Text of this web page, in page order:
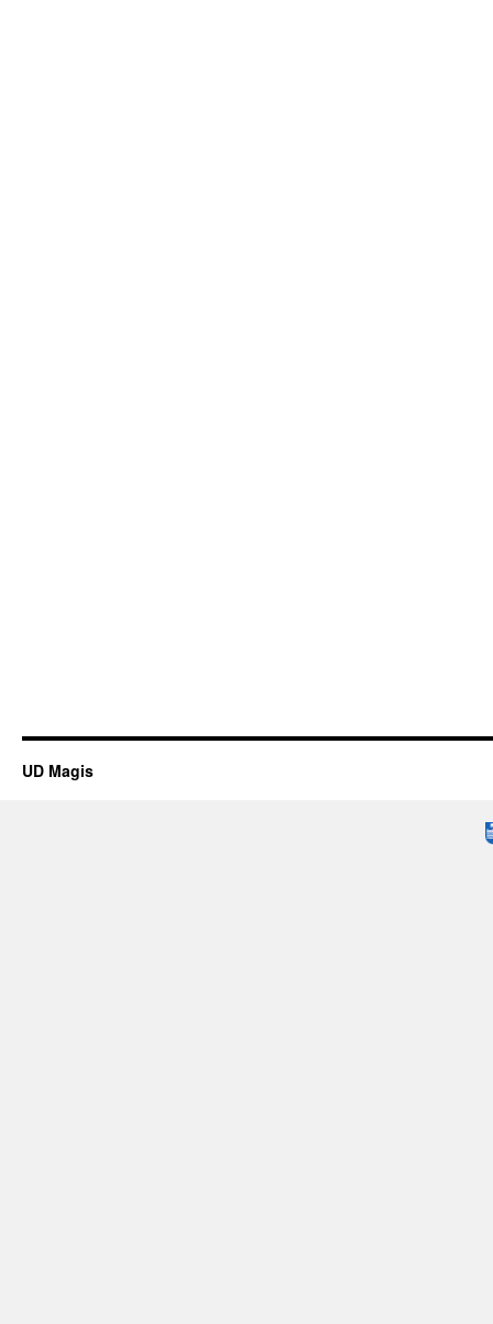
UD Magis